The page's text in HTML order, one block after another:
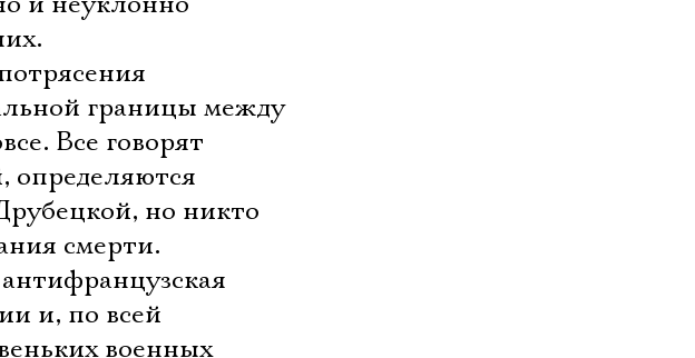
границы между
Все говорят
определяются
но никто
смерти.
и, по всей
военных